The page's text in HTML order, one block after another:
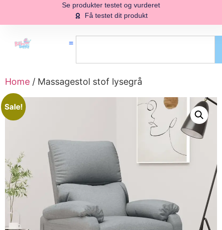
Se produkter testet og vurderet
Få testet dit produkt
Home / Massagestol stof lysegrå
Sale!